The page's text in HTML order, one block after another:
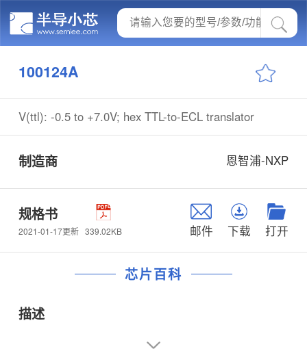
100124A
V(ttl): -0.5 to +7.0V; hex TTL-to-ECL translator
制造商 恩智浦-NXP
规格书
2021-01-17更新 339.02KB 邮件 下载 打开
芯片百科
描述